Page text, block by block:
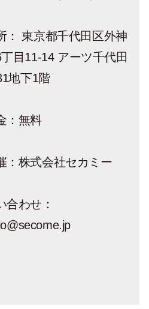
： 東京都千代田区外神
丁目11-14 アーツ千代田
地下1階
： 無料
： 株式会社セカミー
合わせ：